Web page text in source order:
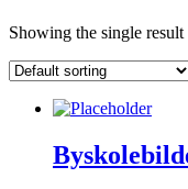
Showing the single result